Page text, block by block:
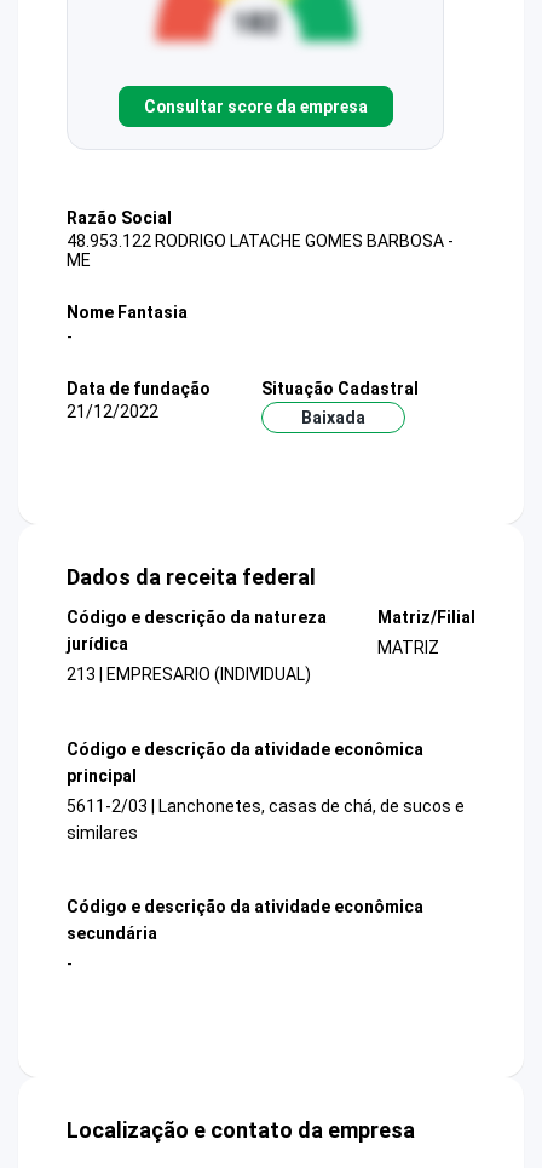
Consultar score da empresa
Razão Social
48.953.122 RODRIGO LATACHE GOMES BARBOSA -
ME
Nome Fantasia
-
Data de fundação
21/12/2022
Situação Cadastral
Baixada
Dados da receita federal
Código e descrição da natureza
jurídica
213 | EMPRESARIO (INDIVIDUAL)
Matriz/Filial
MATRIZ
Código e descrição da atividade econômica
principal
5611-2/03 | Lanchonetes, casas de chá, de sucos e
similares
Código e descrição da atividade econômica
secundária
-
Localização e contato da empresa